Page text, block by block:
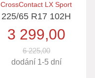
CrossContact LX Sport
225/65 R17 102H
3 299,00
6 225,00
dodání 1-5 dní